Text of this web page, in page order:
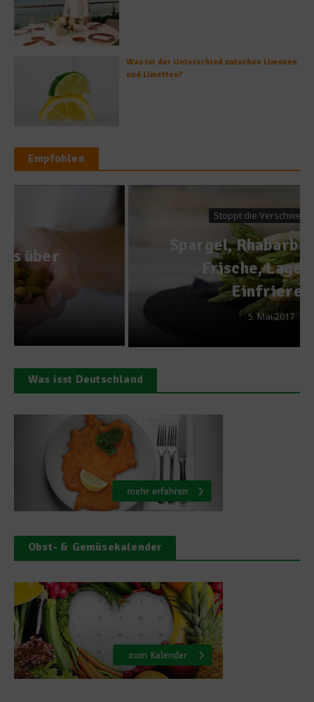
Was ist der Unterschied zwischen Limonen
und Limetten?
Empfohlen
Spargel, Rhabarber, Salat –
Frische, Lagerung,
Einfrieren
Was isst Deutschland
Obst- & Gemüsekalender